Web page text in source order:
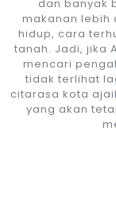
dan banyak
makanan lebih
hidup, cara
tanah. Jadi, jika
mencari
tidak terlihat
citarasa kota
yang akan